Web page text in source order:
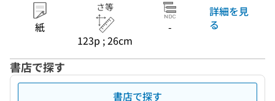
紙
さ等
123p ; 26cm
-
詳細を見
る
書店で探す
書店で探す